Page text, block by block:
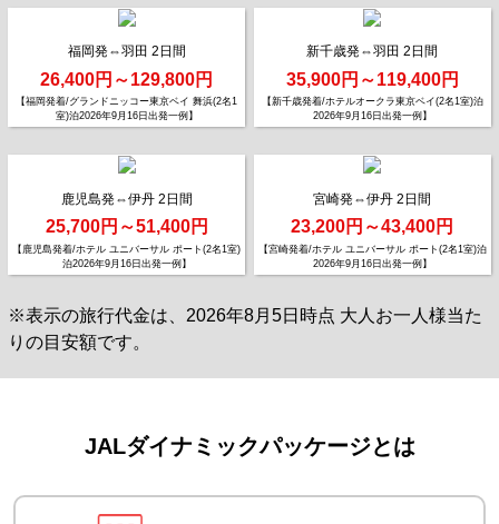
福岡発⇔羽田 2日間
26,400円～129,800円
【福岡発着/グランドニッコー東京ベイ 舞浜(2名1
室)泊2026年9月16日出発一例】
新千歳発⇔羽田 2日間
35,900円～119,400円
【新千歳発着/ホテルオークラ東京ベイ(2名1室)泊
2026年9月16日出発一例】
鹿児島発⇔伊丹 2日間
25,700円～51,400円
【鹿児島発着/ホテル ユニバーサル ポート(2名1室)
泊2026年9月16日出発一例】
宮崎発⇔伊丹 2日間
23,200円～43,400円
【宮崎発着/ホテル ユニバーサル ポート(2名1室)泊
2026年9月16日出発一例】
※表示の旅行代金は、2026年8月5日時点 大人お一人様当た
りの目安額です。
JALダイナミックパッケージとは